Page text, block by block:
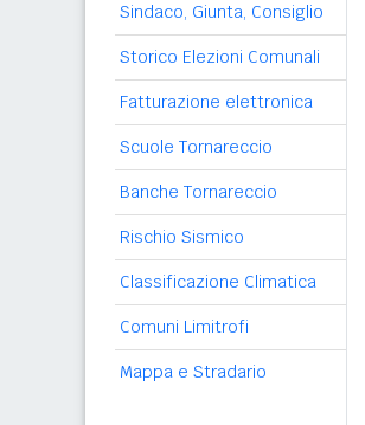
Sindaco, Giunta, Consiglio
Storico Elezioni Comunali
Fatturazione elettronica
Scuole Tornareccio
Banche Tornareccio
Rischio Sismico
Classificazione Climatica
Comuni Limitrofi
Mappa e Stradario